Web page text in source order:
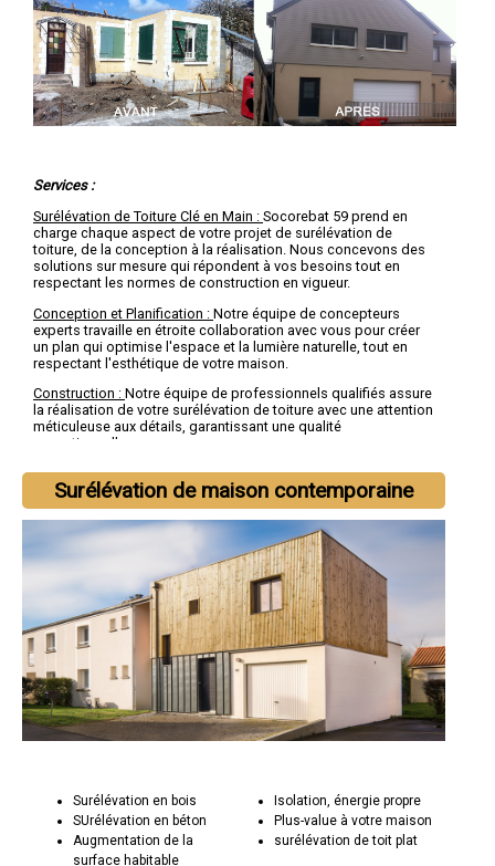
Services :
Surélévation de Toiture Clé en Main : Socorebat 59 prend en
charge chaque aspect de votre projet de surélévation de
toiture, de la conception à la réalisation. Nous concevons des
solutions sur mesure qui répondent à vos besoins tout en
respectant les normes de construction en vigueur.
Conception et Planification : Notre équipe de concepteurs
experts travaille en étroite collaboration avec vous pour créer
un plan qui optimise l'espace et la lumière naturelle, tout en
respectant l'esthétique de votre maison.
Construction : Notre équipe de professionnels qualifiés assure
la réalisation de votre surélévation de toiture avec une attention
méticuleuse aux détails, garantissant une qualité
exceptionnelle.
Extension de Maison :Si vous envisagez d'agrandir votre
espace de vie, la surélévation de toiture est une solution
rentable qui vous permet d'ajouter des pièces
supplémentaires.
Expertise Technique :Nous maîtrisons les défis techniques de
la surélévation de toiture et sommes reconnus pour notre
expertise dans ce domaine.
Respect des Délais :
Nous travaillons de manière efficace pour
respecter les délais et minimiser les interruptions de votre vie
quotidienne.
Qualité et Durabilité :Nous utilisons des matériaux de haute
qualité pour garantir la longévité de votre nouvelle extension.
Surélévation de maison contemporaine
Surélévation en bois
SUrélévation en béton
Augmentation de la
surface habitable
Isolation, énergie propre
Plus-value à votre maison
surélévation de toit plat